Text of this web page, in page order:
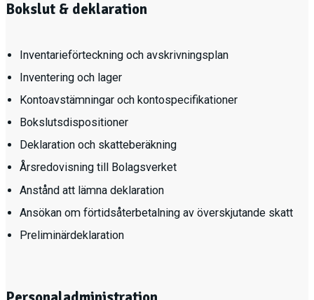
Bokslut & deklaration
Inventarieförteckning och avskrivningsplan
Inventering och lager
Kontoavstämningar och kontospecifikationer
Bokslutsdispositioner
Deklaration och skatteberäkning
Årsredovisning till Bolagsverket
Anstånd att lämna deklaration
Ansökan om förtidsåterbetalning av överskjutande skatt
Preliminärdeklaration